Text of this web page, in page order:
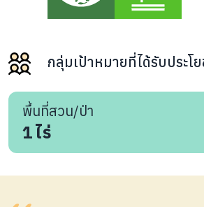
กลุ่มเป้าหมายที่ได้รับประโ
พื้นที่สวน/ป่า
1ไร่